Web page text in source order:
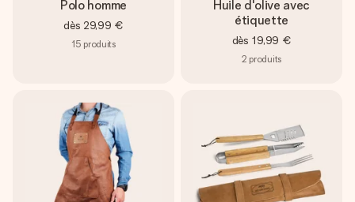
Polo homme
dès 29,99 €
15 produits
Huile d'olive avec
étiquette
dès 19,99 €
2 produits